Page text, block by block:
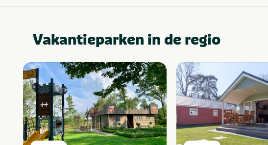
Vakantieparken in de regio